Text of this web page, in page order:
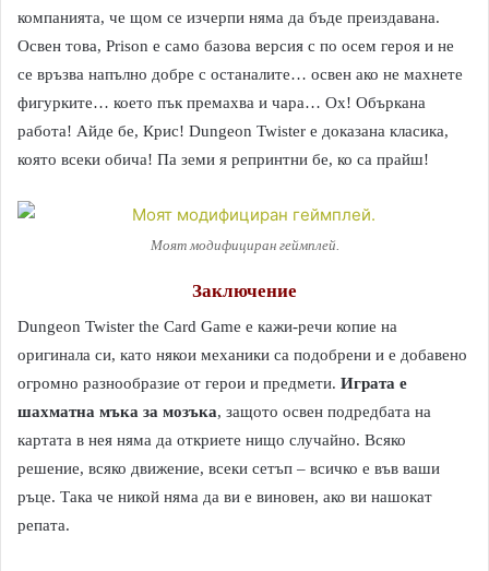
компанията, че щом се изчерпи няма да бъде преиздавана.
Освен това, Prison е само базова версия с по осем героя и не
се връзва напълно добре с останалите… освен ако не махнете
фигурките… което пък премахва и чара… Ох! Объркана
работа! Айде бе, Крис! Dungeon Twister е доказана класика,
която всеки обича! Па земи я репринтни бе, ко са прайш!
Моят модифициран геймплей.
Заключение
Dungeon Twister the Card Game е кажи-речи копие на
оригинала си, като някои механики са подобрени и е добавено
огромно разнообразие от герои и предмети. Играта е
шахматна мъка за мозъка, защото освен подредбата на
картата в нея няма да откриете нищо случайно. Всяко
решение, всяко движение, всеки сетъп – всичко е във ваши
ръце. Така че никой няма да ви е виновен, ако ви нашокат
репата.